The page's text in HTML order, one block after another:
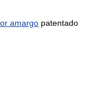
amargo patentado